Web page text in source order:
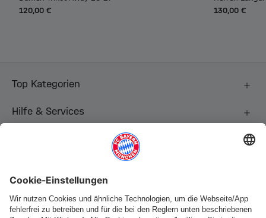
120,00 €
130,00 €
Top Kategorien
Hilfe & Services
Folge uns